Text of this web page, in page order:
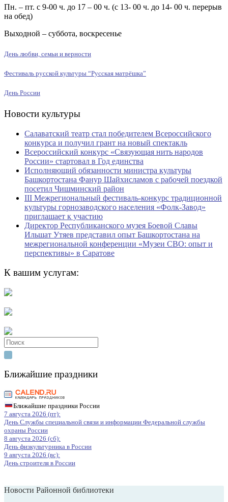
Пн. – пт. с 9-00 ч. до 17 – 00 ч. (с 13- 00 ч. до 14- 00 ч. перерыв
на обед)
Выходной – суббота, воскресенье
День любви, семьи и верности
Фестиваль русской культуры “Русская матрёшка”
День России
Новости культуры
Салаватский театр стал победителем Всероссийского
конкурса и получил грант на новый спектакль
Всероссийский конкурс «Связующая нить народов
России» стартовал в Год единства
Исполняющий обязанности министра культуры
Башкортостана Фанур Шайхисламов с рабочей поездкой
посетил Чишминский район
III Межрегиональный фестиваль-конкурс традиционной
культуры горнозаводского населения «Фолк-Завод»
приглашает к участию
Директор Республиканского музея Боевой Славы
Ильшат Утяев представил опыт Башкортостана на
межрегиональной конференции «Музеи СВО: опыт и
перспективы» в Саратове
К вашим услугам:
Search
for:
Ближайшие праздники
Ближайшие праздники России
7 августа 2026 (пт):
День Службы специальной связи и информации Федеральной службы
охраны России
8 августа 2026 (сб):
День физкультурника в России
9 августа 2026 (вс):
День строителя в России
Новости Районной библиотеки